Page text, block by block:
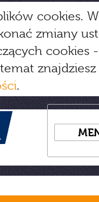
cookies.
zmiany
cookies
.